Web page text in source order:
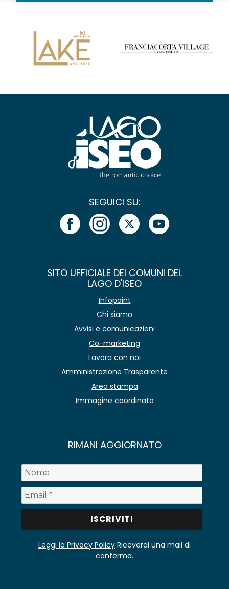
SEGUICI SU:
SITO UFFICIALE DEI COMUNI DEL
LAGO D'ISEO
Infopoint
Chi siamo
Avvisi e comunicazioni
Co-marketing
Lavora con noi
Amministrazione Trasparente
Area stampa
Immagine coordinata
RIMANI AGGIORNATO
Leggi la Privacy Policy Riceverai una mail di
conferma.